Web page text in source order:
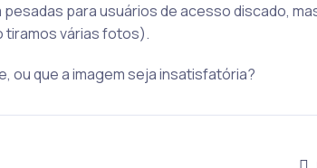
para usuários de acesso discado,
tiramos várias fotos).
ou que a imagem seja insatisfatória?